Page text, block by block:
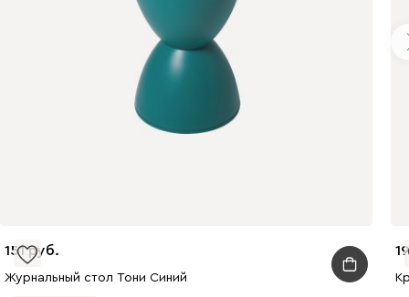
Графит
151
Журнальный стол Тони Синий